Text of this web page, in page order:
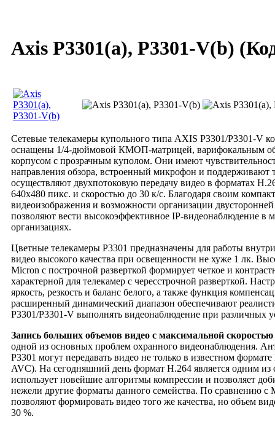
Axis P3301(a), P3301-V(b)
Сетевые телекамеры купольного типа AXIS P3301/P3301-V
оснащены 1/4-дюймовой КМОП-матрицей, варифокальным
корпусом с прозрачным куполом. Они имеют
направления обзора, встроенный микрофон и поддерживают
осуществляют двухпотоковую передачу видео в форматах
640x480 пикс. и скоростью до 30 к/с. Благодаря своим
видеоизображения и возможности организации
позволяют вести высокоэффективное IP-видеонаблюдение в
организациях.
Цветные телекамеры P3301 предназначены для работы
видео высокого качества при освещенности не хуже 1 лк.
Micron c построчной разверткой формирует четкое и
характерной для телекамер с чересстрочной разверткой.
яркость, резкость и баланс белого, а также функция
расширенный динамический диапазон обеспечивают
P3301/P3301-V выполнять видеонаблюдение при различных
Запись больших объемов видео с максимальной
одной из основных проблем охранного видеонаблюдения.
P3301 могут передавать видео не только в известном
AVC). На сегодняшний день формат H.264 является одним из
использует новейшие алгоритмы компрессии и позволяет
нежели другие форматы данного семейства. По сравнению с
позволяют формировать видео того же качества, но объем
30 %.